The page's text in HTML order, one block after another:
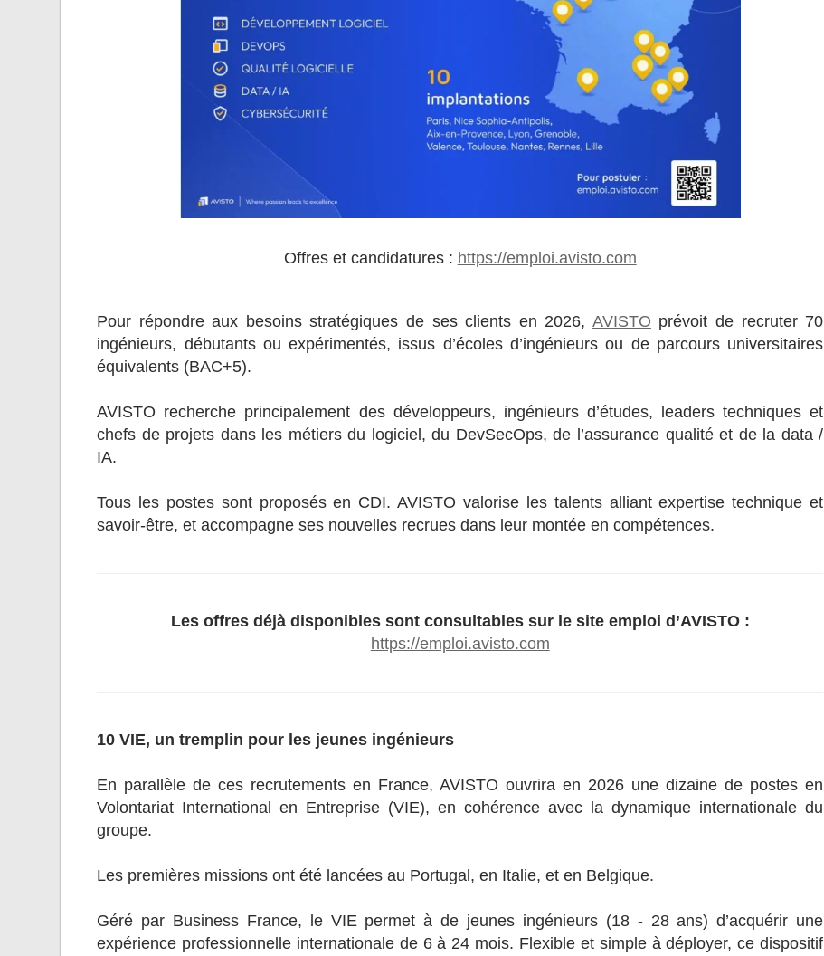
Offres et candidatures : https://emploi.avisto.com
Pour répondre aux besoins stratégiques de ses clients en 2026, AVISTO prévoit de recruter 70
ingénieurs, débutants ou expérimentés, issus d’écoles d’ingénieurs ou de parcours universitaires
équivalents (BAC+5).
AVISTO recherche principalement des développeurs, ingénieurs d’études, leaders techniques et
chefs de projets dans les métiers du logiciel, du DevSecOps, de l’assurance qualité et de la data /
IA.
Tous les postes sont proposés en CDI. AVISTO valorise les talents alliant expertise technique et
savoir-être, et accompagne ses nouvelles recrues dans leur montée en compétences.
Les offres déjà disponibles sont consultables sur le site emploi d’AVISTO :
https://emploi.avisto.com
10 VIE, un tremplin pour les jeunes ingénieurs
En parallèle de ces recrutements en France, AVISTO ouvrira en 2026 une dizaine de postes en
Volontariat International en Entreprise (VIE), en cohérence avec la dynamique internationale du
groupe.
Les premières missions ont été lancées au Portugal, en Italie, et en Belgique.
Géré par Business France, le VIE permet à de jeunes ingénieurs (18 - 28 ans) d’acquérir une
expérience professionnelle internationale de 6 à 24 mois. Flexible et simple à déployer, ce dispositif